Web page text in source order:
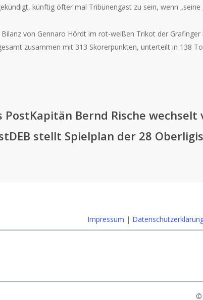
künftig öfter mal Tribünengast zu sein, wenn „seine
Bilanz von Gennaro Hördt im rot-weißen Trikot der
zusammen mit 313 Skorerpunkten, unterteilt in 138
PostKapitän Bernd Rische wechselt
DEB stellt Spielplan der 28
Impressum |
©